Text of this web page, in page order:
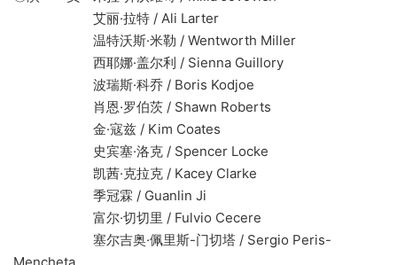
艾丽·拉特 / Ali Larter
温特沃斯·米勒 / Wentworth Miller
西耶娜·盖尔利 / Sienna Guillory
波瑞斯·科乔 / Boris Kodjoe
肖恩·罗伯茨 / Shawn Roberts
金·寇兹 / Kim Coates
史宾塞·洛克 / Spencer Locke
凯茜·克拉克 / Kacey Clarke
季冠霖 / Guanlin Ji
富尔·切切里 / Fulvio Cecere
塞尔吉奥·佩里斯-门切塔 / Sergio Peris-